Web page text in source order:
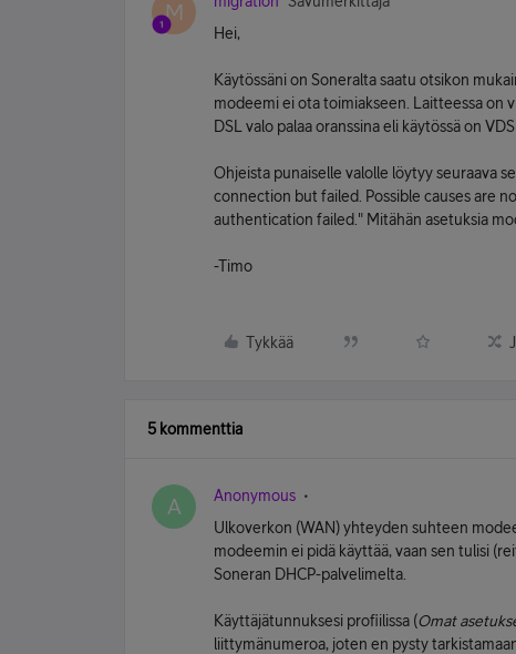
M
Hei,
Käytössäni on Soneralta saatu otsikon
modeemi ei ota toimiakseen. Laitteessa on
DSL valo palaa oranssina eli käytössä on
Ohjeista punaiselle valolle löytyy seuraava
connection but failed. Possible causes are
authentication failed." Mitähän asetuksia
-Timo
Tykkää
5 kommenttia
A Anonymous
Ulkoverkon (WAN) yhteyden suhteen
modeemin ei pidä käyttää, vaan sen tulisi
Soneran DHCP-palvelimelta.
Käyttäjätunnuksesi profiilissa (Omat
liittymänumeroa, joten en pysty